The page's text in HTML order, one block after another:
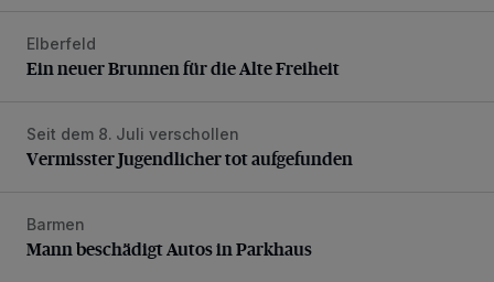
Ein neuer Brunnen für die Alte Freiheit
Elberfeld
Ein neuer Brunnen für die Alte Freiheit
Vermisster Jugendlicher tot aufgefunden
Seit dem 8. Juli verschollen
Vermisster Jugendlicher tot aufgefunden
Mann beschädigt Autos in Parkhaus
Barmen
Mann beschädigt Autos in Parkhaus